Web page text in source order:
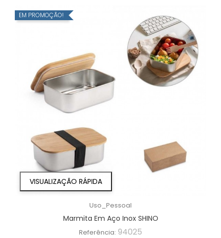
VISUALIZAÇÃO RÁPIDA
EM PROMOÇÃO!
Uso_Pessoal
Marmita Em Aço Inox SHINO
Referência: 94025